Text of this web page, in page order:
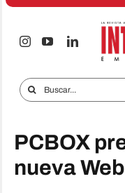
Saltar
Audio & TV
iTECNO
Buscar:
PCBOX
nueva